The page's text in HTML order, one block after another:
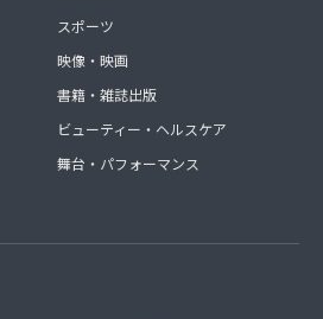
スポーツ
映像・映画
書籍・雑誌出版
ビューティー・ヘルスケア
舞台・パフォーマンス